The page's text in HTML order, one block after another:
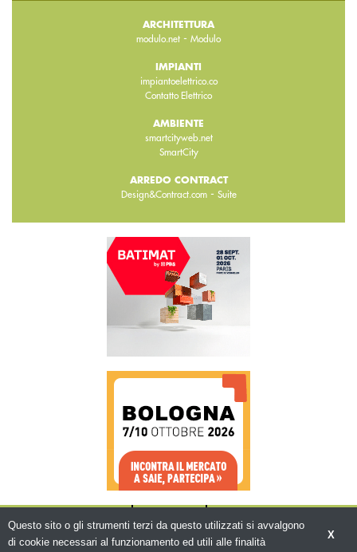
ARCHITETTURA
modulo.net - Modulo
IMPIANTI
impiantoelettrico.co
Contatto Elettrico
AMBIENTE
smartcityweb.net
SmartCity
ARREDO CONTRACT
Design&Contract.com- Suite
X
Questo sito o gli strumenti terzi da questo utilizzati si avvalgono
di cookie necessari al funzionamento ed utili alle finalità